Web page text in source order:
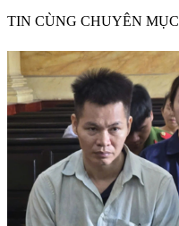
TIN CÙNG CHUYÊN MỤC